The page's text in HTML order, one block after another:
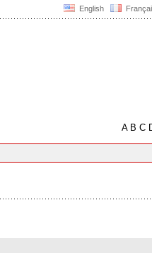
English
AB C